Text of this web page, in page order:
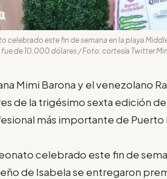
celebrado este fin de semana en la playa
de 10.000 dólares / Foto: cortesía Twitter
Mimi Barona y el venezolano
de la trigésimo sexta edición
más importante de Puerto
celebrado este fin de
de Isabela se entregaron